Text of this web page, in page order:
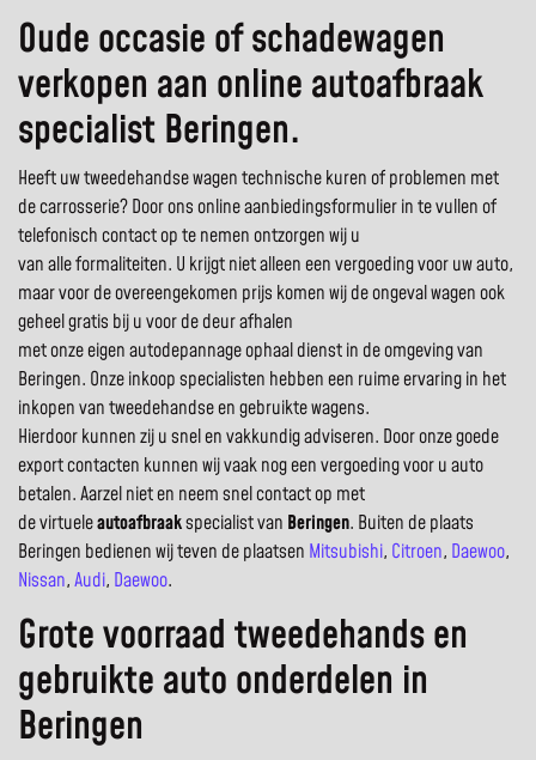
Oude occasie of schadewagen
verkopen aan online autoafbraak
specialist Beringen.
Heeft uw tweedehandse wagen technische kuren of problemen met
de carrosserie? Door ons online aanbiedingsformulier in te vullen of
telefonisch contact op te nemen ontzorgen wij u
van alle formaliteiten. U krijgt niet alleen een vergoeding voor uw auto,
maar voor de overeengekomen prijs komen wij de ongeval wagen ook
geheel gratis bij u voor de deur afhalen
met onze eigen autodepannage ophaal dienst in de omgeving van
Beringen. Onze inkoop specialisten hebben een ruime ervaring in het
inkopen van tweedehandse en gebruikte wagens.
Hierdoor kunnen zij u snel en vakkundig adviseren. Door onze goede
export contacten kunnen wij vaak nog een vergoeding voor u auto
betalen. Aarzel niet en neem snel contact op met
de virtueleautoafbraakspecialist van Beringen. Buiten de plaats
Beringen bedienen wij teven de plaatsen Mitsubishi, Citroen, Daewoo,
Nissan,Audi, Daewoo.
Grote voorraad tweedehands en
gebruikte auto onderdelen in
Beringen